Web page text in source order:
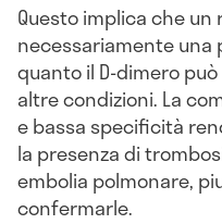
Questo implica che
necessariamente
quanto il D-dimero
altre condizioni. La
e bassa specificità
la presenza di
embolia polmonare,
confermarle.